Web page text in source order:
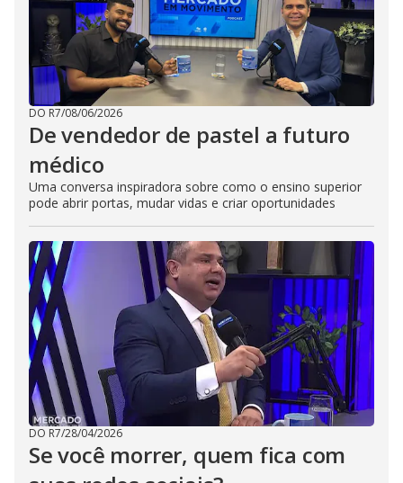
DO R7/08/06/2026
De vendedor de pastel a futuro
médico
Uma conversa inspiradora sobre como o ensino superior
pode abrir portas, mudar vidas e criar oportunidades
DO R7/28/04/2026
Se você morrer, quem fica com